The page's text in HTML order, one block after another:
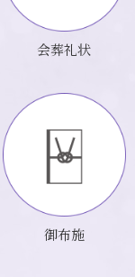
会葬礼状
御布施